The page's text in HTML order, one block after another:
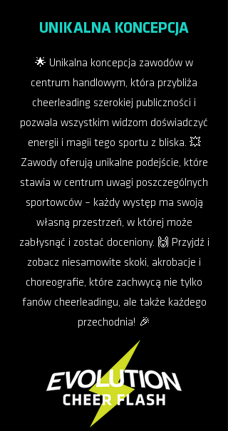
UNIKALNA KONCEPCJA
🌟 Unikalna koncepcja zawodów w
centrum handlowym, która przybliża
cheerleading szerokiej publiczności i
pozwala wszystkim widzom doświadczyć
energii i magii tego sportu z bliska. 💥
Zawody oferują unikalne podejście, które
stawia w centrum uwagi poszczególnych
sportowców – każdy występ ma swoją
własną przestrzeń, w której może
zabłysnąć i zostać doceniony. 🙌 Przyjdź i
zobacz niesamowite skoki, akrobacje i
choreografie, które zachwycą nie tylko
fanów cheerleadingu, ale także każdego
przechodnia! 🎉